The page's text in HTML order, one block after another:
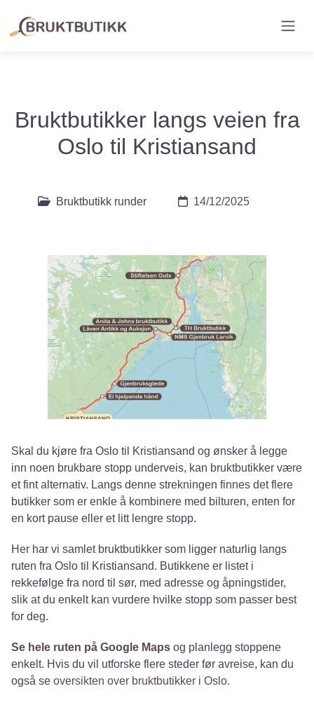
Bruktbutikker langs veien fra
Oslo til Kristiansand
Bruktbutikk runder 14/12/2025
Skal du kjøre fra Oslo til Kristiansand og ønsker å legge
inn noen brukbare stopp underveis, kan bruktbutikker være
et fint alternativ. Langs denne strekningen finnes det flere
butikker som er enkle å kombinere med bilturen, enten for
en kort pause eller et litt lengre stopp.
Her har vi samlet bruktbutikker som ligger naturlig langs
ruten fra Oslo til Kristiansand. Butikkene er listet i
rekkefølge fra nord til sør, med adresse og åpningstider,
slik at du enkelt kan vurdere hvilke stopp som passer best
for deg.
Se hele ruten på Google Maps og planlegg stoppene
enkelt. Hvis du vil utforske flere steder før avreise, kan du
også se oversikten over bruktbutikker i Oslo.